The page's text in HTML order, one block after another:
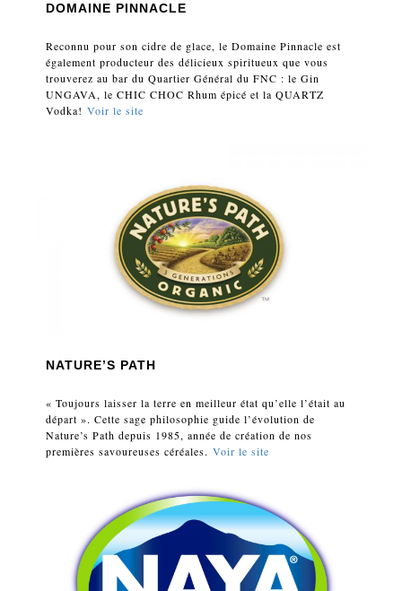
DOMAINE PINNACLE
Reconnu pour son cidre de glace, le Domaine Pinnacle est
également producteur des délicieux spiritueux que vous
trouverez au bar du Quartier Général du FNC : le Gin
UNGAVA, le CHIC CHOC Rhum épicé et la QUARTZ
Vodka! Voir le site
NATURE’S PATH
« Toujours laisser la terre en meilleur état qu’elle l’était au
départ ». Cette sage philosophie guide l’évolution de
Nature’s Path depuis 1985, année de création de nos
premières savoureuses céréales. Voir le site